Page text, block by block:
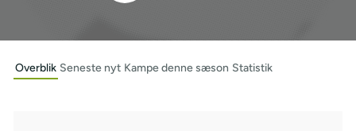
Overblik Seneste nyt Kampe denne sæson Statistik